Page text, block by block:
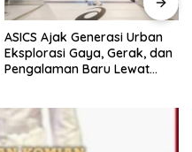
ASICS Ajak Generasi Urban
Eksplorasi Gaya, Gerak, dan
Pengalaman Baru Lewat